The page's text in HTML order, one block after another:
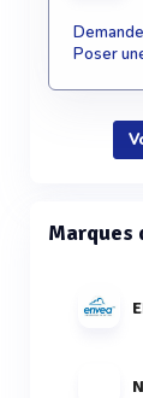
Poser
Marques